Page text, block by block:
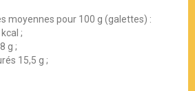
moyennes pour 100 g (galettes) :
;
g ;
15,5 g ;